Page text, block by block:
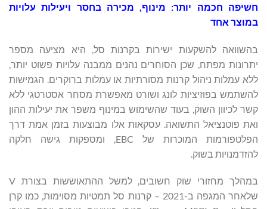
חשיפה חכמה יותר: מינוף, מכירה בחסר ויעילות עלויות
במוצר אחד
בהשוואה להשקעות ישירות בקרנות סל, היא מציעה מספר
יתרונות מפתח, שכן הסוחרים נהנים ממבנה עלויות פשוט יותר,
ללא עמלות ניהול קרנות מסורתיות או עמלות ברוקרים. הגמישות
להשתמש בפוזיציות לונג ושורט מאפשרת מסחר אסטרטגי ללא
קשר לכיוון השוק, בעוד שהשימוש במינוף משפר את יעילות ההון
ואת פוטנציאל התשואה. עסקאות אלו מבוצעות בזמן אמת דרך
הפלטפורמות המוכרות של EBC, ומספקות גישה חלקה
להזדמנויות בשוק.
במהלך מחזורי שוק חשובים, למשל ההתאוששות בצורת V
שלאחר המגפה ב-2021 – קרנות סל תמטיות מסוימות, כמו קרן